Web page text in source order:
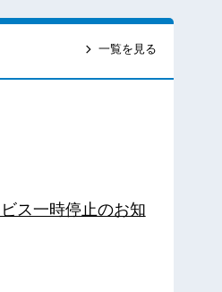
一覧を見る
ス一時停止のお知